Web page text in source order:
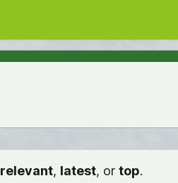
relevant, latest, or top.